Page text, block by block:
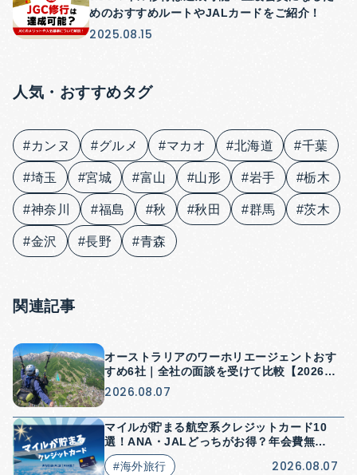
めのおすすめルートやJALカードをご紹介！
2025.08.15
人気・おすすめタグ
#カンヌ #グルメ #マカオ #北海道 #千葉
#埼玉 #宮城 #富山 #山形 #岩手 #栃木
#神奈川 #福島 #秋 #秋田 #群馬 #茨木
#金沢 #長野 #青森
関連記事
オーストラリアのワーホリエージェントおす
すめ6社｜全社の面談を受けて比較【2026
年】
2026.08.07
マイルが貯まる航空系クレジットカード10
選！ANA・JALどっちがお得？年会費無料
はある？
#海外旅行
2026.08.07